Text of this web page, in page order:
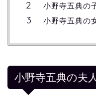
小野寺五典の
小野寺五典の
小野寺五典の夫